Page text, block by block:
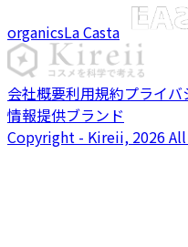
organicsLa Casta
会社概要利用規約プライバ
情報提供ブランド
Copyright - Kireii, 2026 All